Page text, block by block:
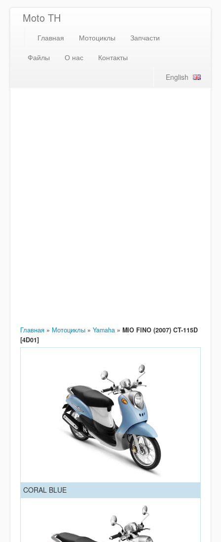
Moto TH
Главная Мотоциклы
Запчасти
Файлы
О нас
Контакты
English
Главная » Мотоциклы » Yamaha » MIO FINO (2007) CT-115D
[4D01]
CORAL BLUE